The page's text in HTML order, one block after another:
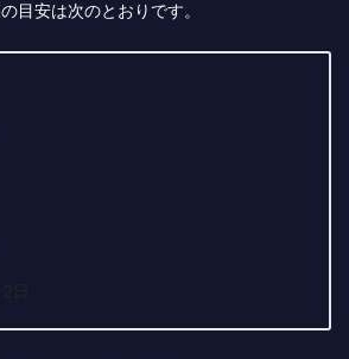
目安は次のとおりです。